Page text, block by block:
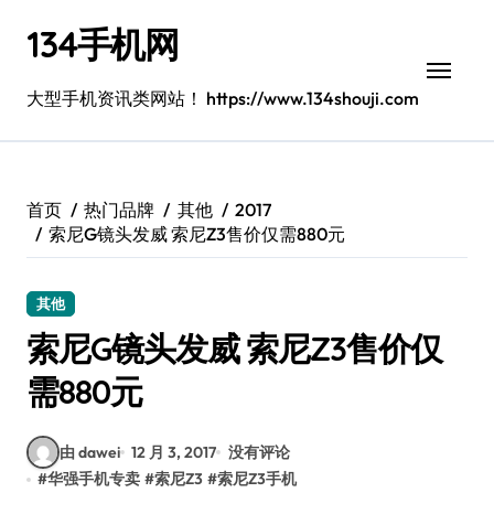
134手机网
大型手机资讯类网站！ https://www.134shouji.com
首页 热门品牌 其他
2017
索尼G镜头发威 索尼Z3售价仅需880元
其他
索尼G镜头发威 索尼Z3售价仅
需880元
由 dawei 12 月 3, 2017 没有评论
#华强手机专卖 #索尼Z3 #索尼Z3手机